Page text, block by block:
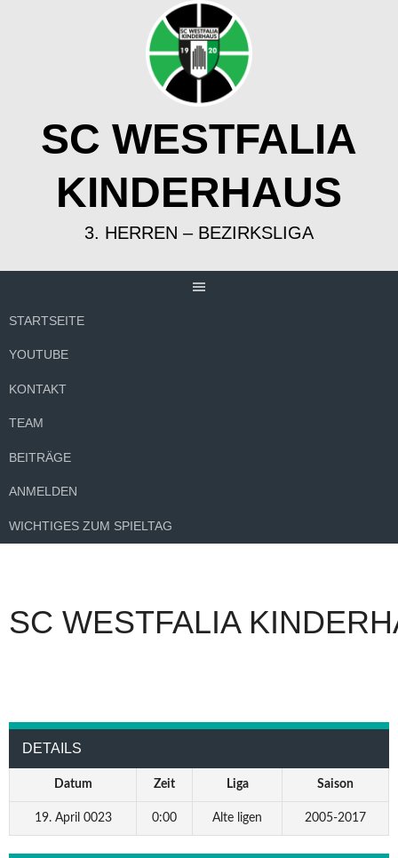
SC WESTFALIA
KINDERHAUS
3. HERREN – BEZIRKSLIGA
STARTSEITE
YOUTUBE
KONTAKT
TEAM
BEITRÄGE
ANMELDEN
WICHTIGES ZUM SPIELTAG
SC WESTFALIA
DETAILS
Datum Zeit Liga Saison
19. April 0023 0:00 Alte ligen 2005-2017